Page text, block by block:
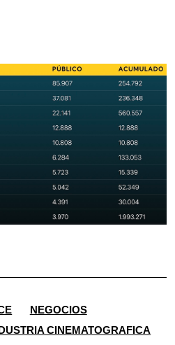
NEGOCIOS
CINEMATOGRAFICA